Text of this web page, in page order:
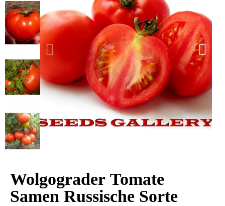
Wolgograder Tomate
Samen Russische Sorte